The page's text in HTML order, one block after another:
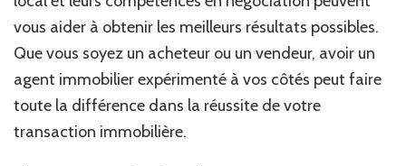
vous aider à obtenir les meilleurs résultats possibles.
Que vous soyez un acheteur ou un vendeur, avoir un
agent immobilier expérimenté à vos côtés peut faire
toute la différence dans la réussite de votre
transaction immobilière.